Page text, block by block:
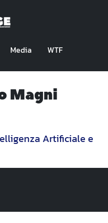
Media WTF
Magni
Artificiale e